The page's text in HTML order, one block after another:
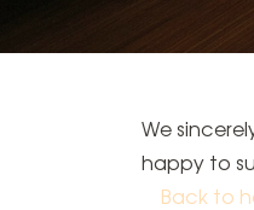
We
happy to
Back to